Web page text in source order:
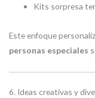
Kits sorpresa
Este enfoque
personas especiales
6. Ideas creativas y